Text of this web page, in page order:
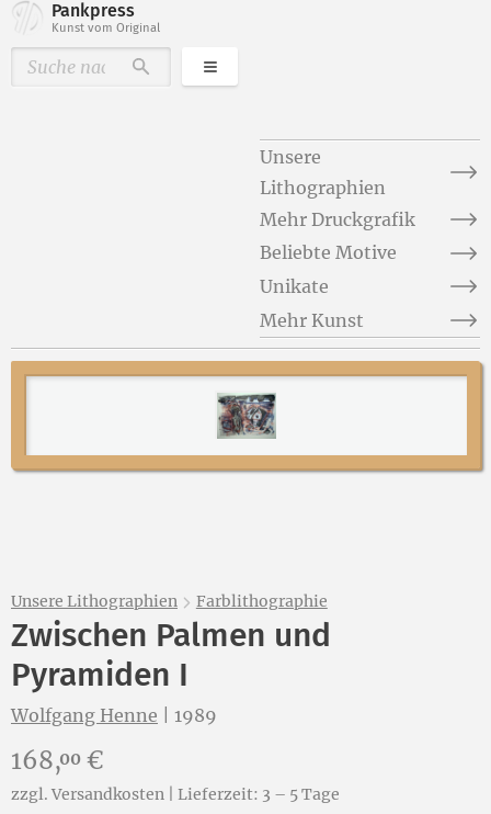
Pankpress
Kunst vom Original
DurchsuchenKategorien
Unsere
Lithographien
Mehr Druckgrafik
Beliebte Motive
Unikate
Mehr Kunst
Unsere Lithographien Farblithographie
Zwischen Palmen und
Pyramiden I
Wolfgang Henne 1989
Preis:
168,00 €
zzgl. Versandkosten | Lieferzeit: 3 – 5 Tage